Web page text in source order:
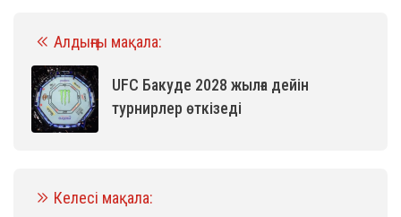
Алдыңғы мақала:
UFC Бакуде 2028 жылға дейін
турнирлер өткізеді
Келесі мақала: